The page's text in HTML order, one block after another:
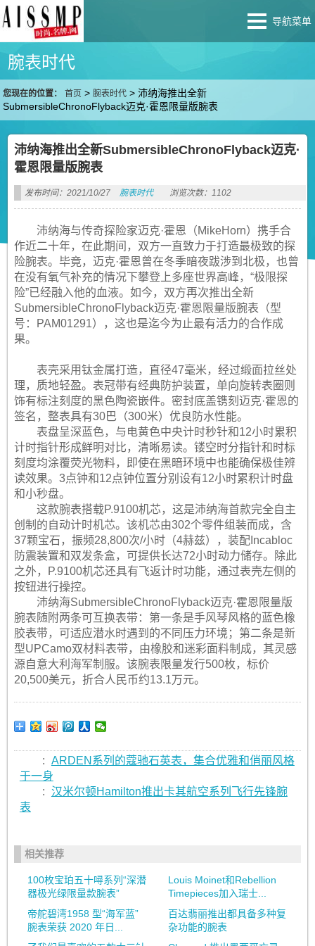
导航菜单
腕表时代
您现在的位置： 首页 >腕表时代 >沛纳海推出全新
SubmersibleChronoFlyback迈克·霍恩限量版腕表
沛纳海推出全新SubmersibleChronoFlyback迈克·
霍恩限量版腕表
发布时间：2021/10/27 腕表时代 浏览次数：1102
沛纳海与传奇探险家迈克·霍恩（MikeHorn）携手合
作近二十年，在此期间，双方一直致力于打造最极致的探
险腕表。毕竟，迈克·霍恩曾在冬季暗夜跋涉到北极，也曾
在没有氧气补充的情况下攀登上多座世界高峰，“极限探
险”已经融入他的血液。如今，双方再次推出全新
SubmersibleChronoFlyback迈克·霍恩限量版腕表（型
号：PAM01291），这也是迄今为止最有活力的合作成
果。
表壳采用钛金属打造，直径47毫米，经过缎面拉丝处
理，质地轻盈。表冠带有经典防护装置，单向旋转表圈则
饰有标注刻度的黑色陶瓷嵌件。密封底盖镌刻迈克·霍恩的
签名，整表具有30巴（300米）优良防水性能。
表盘呈深蓝色，与电黄色中央计时秒针和12小时累积
计时指针形成鲜明对比，清晰易读。镂空时分指针和时标
刻度均涂覆荧光物料，即使在黑暗环境中也能确保极佳辨
读效果。3点钟和12点钟位置分别设有12小时累积计时盘
和小秒盘。
这款腕表搭载P.9100机芯，这是沛纳海首款完全自主
创制的自动计时机芯。该机芯由302个零件组装而成，含
37颗宝石，振频28,800次/小时（4赫兹），装配Incabloc
防震装置和双发条盒，可提供长达72小时动力储存。除此
之外，P.9100机芯还具有飞返计时功能，通过表壳左侧的
按钮进行操控。
沛纳海SubmersibleChronoFlyback迈克·霍恩限量版
腕表随附两条可互换表带：第一条是手风琴风格的蓝色橡
胶表带，可适应潜水时遇到的不同压力环境；第二条是新
型UPCamo双材料表带，由橡胶和迷彩面料制成，其灵感
源自意大利海军制服。该腕表限量发行500枚，标价
20,500美元，折合人民币约13.1万元。
: ARDEN系列的蔻驰石英表，集合优雅和俏丽风格
于一身
: 汉米尔顿Hamilton推出卡其航空系列飞行先锋腕
表
相关推荐
100枚宝珀五十噚系列“深潜
器极光绿限量款腕表”
Louis Moinet和Rebellion
Timepieces加入瑞士...
帝舵碧湾1958 型“海军蓝”
腕表荣获 2020 年日...
百达翡丽推出都具备多种复
杂功能的腕表